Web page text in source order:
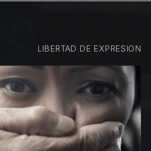
LIBERTAD DE EXPRESION